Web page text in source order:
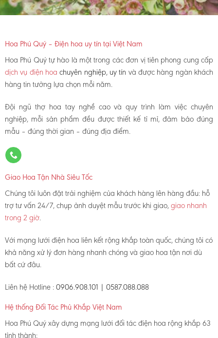
Hoa Phú Quý – Điện hoa uy tín tại Việt Nam
Hoa Phú Quý tự hào là một trong các đơn vị tiên phong cung cấp
dịch vụ điện hoachuyên nghiệp, uy tín và được hàng ngàn khách
hàng tin tưởng lựa chọn mỗi năm.
Đội ngũ thợ hoa tay nghề cao và quy trình làm việc chuyên
nghiệp, mỗi sản phẩm đều được thiết kế tỉ mỉ, đảm bảo đúng
mẫu – đúng thời gian – đúng địa điểm.
Giao Hoa Tận Nhà Siêu Tốc
Chúng tôi luôn đặt trải nghiệm của khách hàng lên hàng đầu: hỗ
trợ tư vấn 24/7, chụp ảnh duyệt mẫu trước khi giao,giao nhanh
trong 2 giờ.
Với mạng lưới điện hoa liên kết rộng khắp toàn quốc, chúng tôi có
khả năng xử lý đơn hàng nhanh chóng và giao hoa tận nơi dù
bất cứ đâu.
Liên hệ Hotline : 0906.908.101 | 0587.088.088
Hệ thống Đối Tác Phủ Khắp Việt Nam
Hoa Phú Quý xây dựng mạng lưới đối tác điện hoa rộng khắp 63
tỉnh thành: